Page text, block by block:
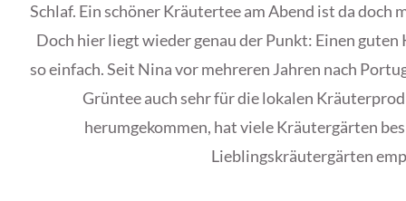
Schlaf. Ein schöner Kräutertee am Abend ist da doch
Doch hier liegt wieder genau der Punkt: Einen
so einfach. Seit Nina vor mehreren Jahren nach
Grüntee auch sehr für die lokalen
herumgekommen, hat viele Kräutergärten
Lieblingskräutergärten